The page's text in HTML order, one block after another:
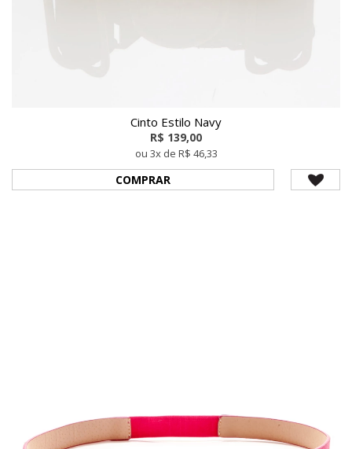
Cinto Estilo Navy
R$ 139,00
ou 3x de R$ 46,33
COMPRAR